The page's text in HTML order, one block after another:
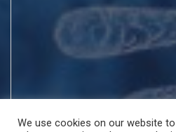
We use cookies on our website